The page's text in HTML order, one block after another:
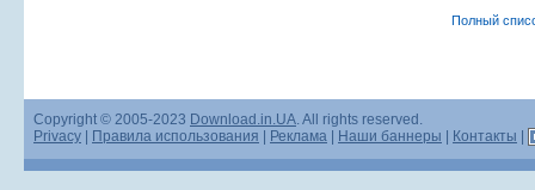
Полный
Copyright © 2005-2023 Download.in.UA. All rights reserved.
Privacy
Правила использования Реклама Наши баннеры Контакты